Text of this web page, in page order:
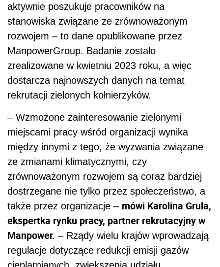
aktywnie poszukuje pracowników na
stanowiska związane ze zrównoważonym
rozwojem – to dane opublikowane przez
ManpowerGroup. Badanie zostało
zrealizowane w kwietniu 2023 roku, a więc
dostarcza najnowszych danych na temat
rekrutacji zielonych kołnierzyków.
– Wzmożone zainteresowanie zielonymi
miejscami pracy wśród organizacji wynika
między innymi z tego, że wyzwania związane
ze zmianami klimatycznymi, czy
zrównoważonym rozwojem są coraz bardziej
dostrzegane nie tylko przez społeczeństwo, a
także przez organizacje – mówi Karolina Grula,
ekspertka rynku pracy, partner rekrutacyjny w
Manpower. – Rządy wielu krajów wprowadzają
regulacje dotyczące redukcji emisji gazów